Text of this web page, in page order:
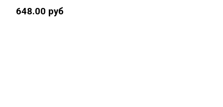
648.00 руб